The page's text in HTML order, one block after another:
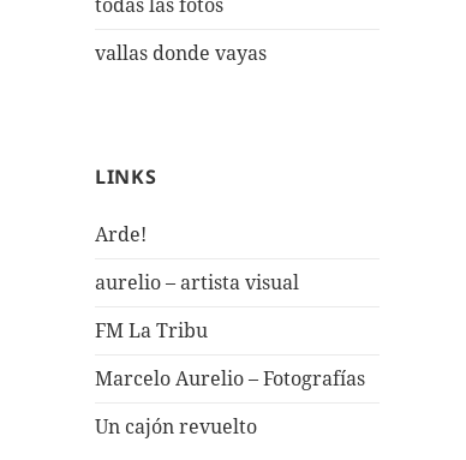
vallas donde vayas
LINKS
Arde!
aurelio – artista visual
FM La Tribu
Marcelo Aurelio – Fotografías
Un cajón revuelto